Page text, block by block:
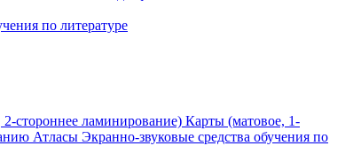
по литературе
стороннее ламинирование) Карты (матовое, 1-
Атласы Экранно-звуковые средства обучения по